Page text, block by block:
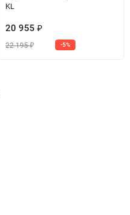
KL
20 955 ₽
22 195₽ -5%